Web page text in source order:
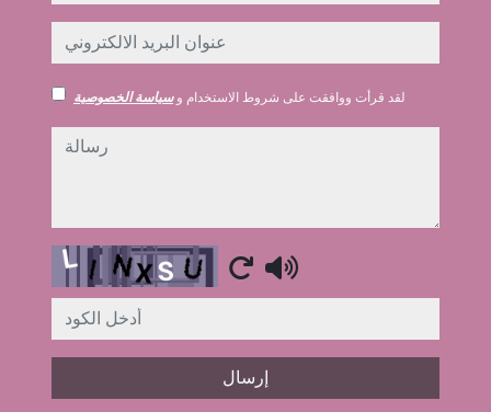
عنوان البريد الالكتروني
لقد قرأت ووافقت على شروط الاستخدام وسياسة الخصوصية
رسالة
Captcha
إرسال